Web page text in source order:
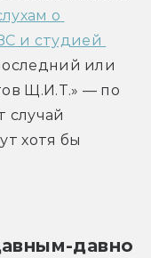
о
и студией
или
Щ.И.Т.» — по
случай
хотя бы
давно